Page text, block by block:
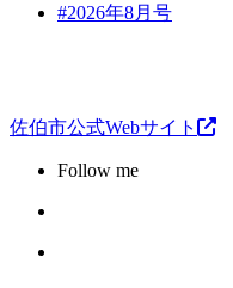
#2026年8月号
佐伯市公式Webサイト
Follow me